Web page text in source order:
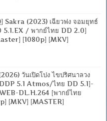
Sakra (2023) เฉียวฟง จอมยุทธ์
5.1.EX / พากย์ไทย DD 2.0]
[1080p] [MKV]
วันเปิดโปง ไขปริศนาลวง
5.1 Atmos/ไทย DD 5.1]-
DL.H.264 [พากย์ไทย
[MKV] [MASTER]